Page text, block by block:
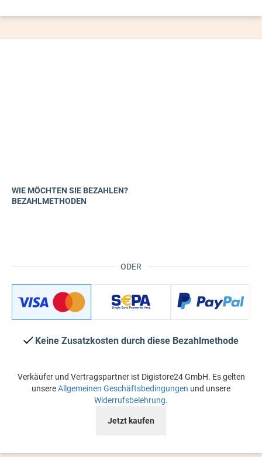
WIE MÖCHTEN SIE BEZAHLEN?
ODER
BEZAHLMETHODEN
Keine Zusatzkosten durch diese Bezahlmethode
Verkäufer und Vertragspartner ist Digistore24 GmbH. Es gelten
unsereAllgemeinen Geschäftsbedingungen und unsere
Widerrufsbelehrung.
Jetzt kaufen